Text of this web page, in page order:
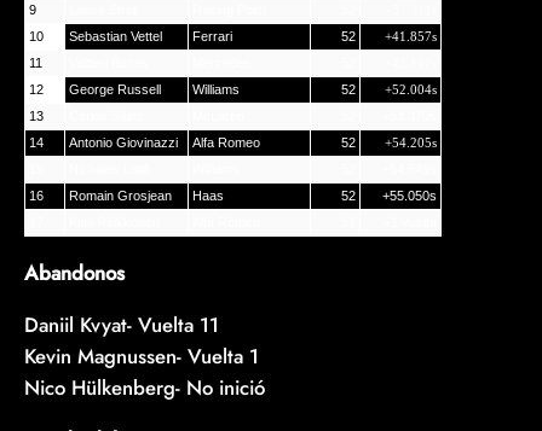
9
10 Sebastian Vettel Ferrari 52 +41.857s
11
12 George Russell Williams 52 +52.004s
13
14
Antonio Giovinazzi Alfa Romeo 52 +54.205s
16
Romain Grosjean Haas 52
+55.050s
Abandonos
Daniil Kvyat- Vuelta 11
Kevin Magnussen- Vuelta 1
Nico Hülkenberg- No inició